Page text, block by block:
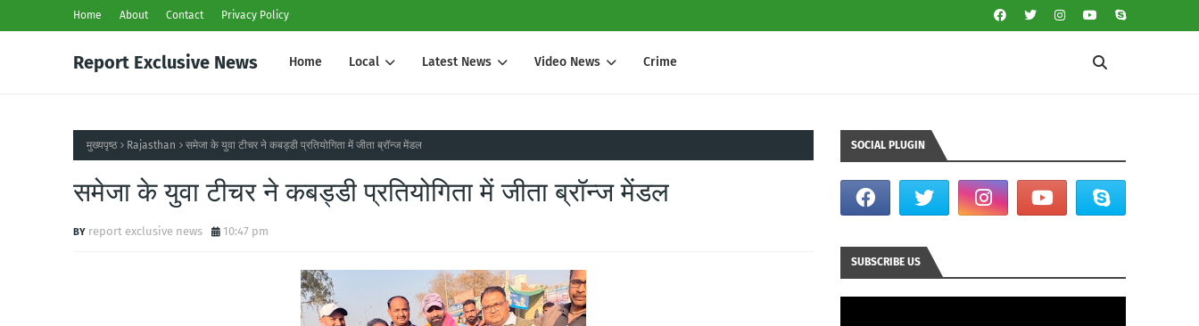
Home About Contact Privacy Policy
Report Exclusive News Home Local Latest News Video News Crime
मुख्यपृष्ठ Rajasthan समेजा के युवा टीचर ने कबड्डी प्रतियोगिता में जीता ब्रॉन्ज मेंडल
समेजा के युवा टीचर ने कबड्डी प्रतियोगिता में जीता ब्रॉन्ज मेंडल
report exclusive news 10:47 pm
SOCIAL PLUGIN
SUBSCRIBE US